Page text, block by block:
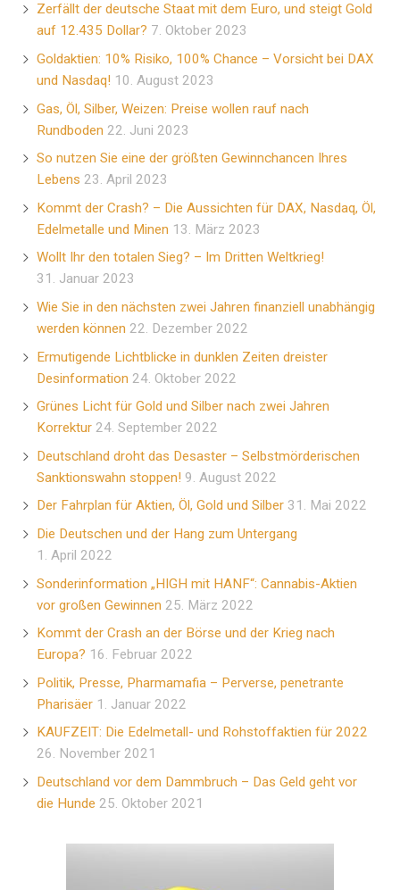
Zerfällt der deutsche Staat mit dem Euro, und steigt Gold
auf 12.435 Dollar? 7. Oktober 2023
Goldaktien: 10% Risiko, 100% Chance – Vorsicht bei DAX
und Nasdaq! 10. August 2023
Gas, Öl, Silber, Weizen: Preise wollen rauf nach
Rundboden 22. Juni 2023
So nutzen Sie eine der größten Gewinnchancen Ihres
Lebens 23. April 2023
Kommt der Crash? – Die Aussichten für DAX, Nasdaq, Öl,
Edelmetalle und Minen 13. März 2023
Wollt Ihr den totalen Sieg? – Im Dritten Weltkrieg!
31. Januar 2023
Wie Sie in den nächsten zwei Jahren finanziell unabhängig
werden können 22. Dezember 2022
Ermutigende Lichtblicke in dunklen Zeiten dreister
Desinformation 24. Oktober 2022
Grünes Licht für Gold und Silber nach zwei Jahren
Korrektur 24. September 2022
Deutschland droht das Desaster – Selbstmörderischen
Sanktionswahn stoppen! 9. August 2022
Der Fahrplan für Aktien, Öl, Gold und Silber 31. Mai 2022
Die Deutschen und der Hang zum Untergang
1. April 2022
Sonderinformation „HIGH mit HANF“: Cannabis-Aktien
vor großen Gewinnen 25. März 2022
Kommt der Crash an der Börse und der Krieg nach
Europa? 16. Februar 2022
Politik, Presse, Pharmamafia – Perverse, penetrante
Pharisäer 1. Januar 2022
KAUFZEIT: Die Edelmetall- und Rohstoffaktien für 2022
26. November 2021
Deutschland vor dem Dammbruch – Das Geld geht vor
die Hunde 25. Oktober 2021